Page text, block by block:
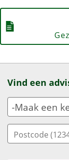
Vind een